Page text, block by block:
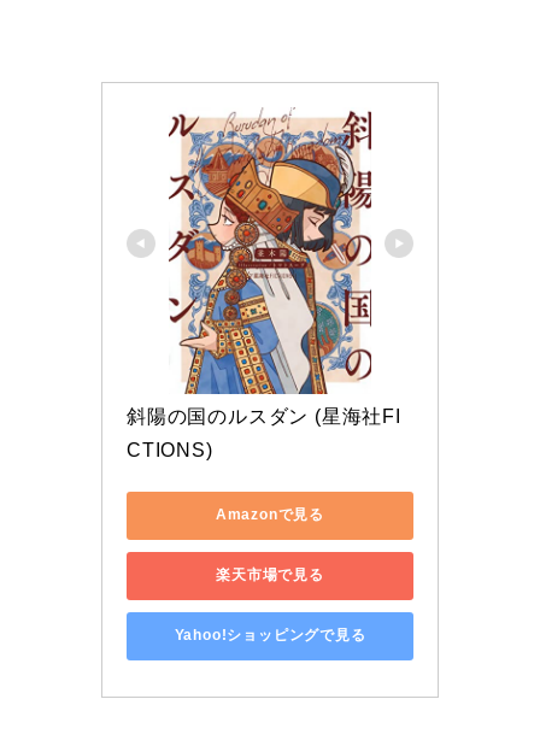
斜陽の国のルスダン (星海社FI
CTIONS)
Amazonで見る
楽天市場で見る
Yahoo!ショッピングで見る